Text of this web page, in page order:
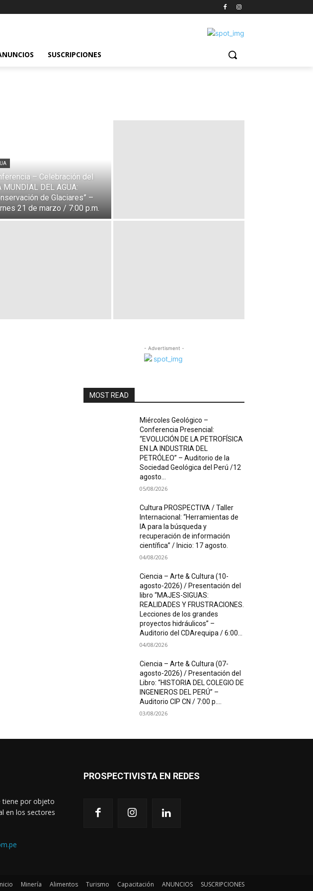
SUSCRIPCIONES
– Celebración del
MUNDIAL DEL AGUA:
de Glaciares” –
21 de marzo / 7:00 p.m.
- Advertisment -
MOST READ
Miércoles Geológico –
Conferencia Presencial:
“EVOLUCIÓN DE LA PETROFÍSICA
EN LA INDUSTRIA DEL
PETRÓLEO” – Auditorio de la
Sociedad Geológica del Perú /12
agosto...
05/08/2026
Cultura PROSPECTIVA / Taller
Internacional: “Herramientas de
IA para la búsqueda y
recuperación de información
científica” / Inicio: 17 agosto.
04/08/2026
Ciencia – Arte & Cultura (10-
agosto-2026) / Presentación del
libro “MAJES-SIGUAS:
REALIDADES Y FRUSTRACIONES.
Lecciones de los grandes
proyectos hidráulicos” –
Auditorio del CDArequipa / 6:00...
04/08/2026
Ciencia – Arte & Cultura (07-
agosto-2026) / Presentación del
Libro: “HISTORIA DEL COLEGIO DE
INGENIEROS DEL PERÚ” –
Auditorio CIP CN / 7:00 p....
03/08/2026
tiene por objeto
en los sectores
PROSPECTIVISTA EN REDES
Minería Alimentos Turismo Capacitación ANUNCIOS SUSCRIPCIONES